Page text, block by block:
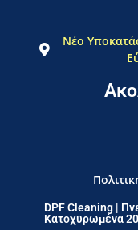
Νέο
DPF Cleaning |
Κατοχυρωμένα